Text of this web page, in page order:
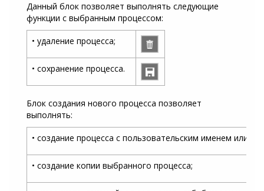
Данный блок позволяет выполнять следующие
функции с выбранным процессом:
• удаление процесса;
• сохранение процесса.
Блок создания нового процесса позволяет
выполнять:
• создание процесса с пользовательским именем или
• создание копии выбранного процесса;